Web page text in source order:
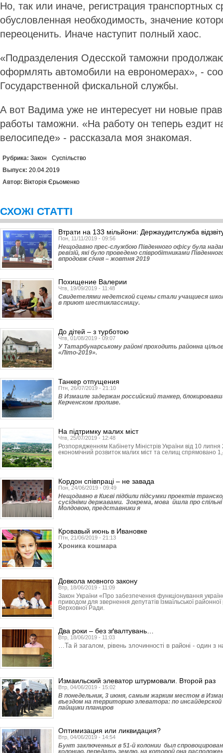
Но, так или иначе, регистрация транспортных
обусловленная необходимость, значение
переоценить. Иначе наступит полный хаос.
«Подразделения Одесской таможни
оформлять автомобили на еврономерах», -
Государственной фискальной службы.
А вот Вадима уже не интересует ни новые
работы таможни. «На работу он теперь ездит
велосипеде» - рассказала моя знакомая.
Рубрика: Закон
Суспільство
Выпуск: 20.04.2019
Автор: Вікторія Єрьоменко
СХОЖІ СТАТТІ
Втрати на 133 мільйони: Держаудитслужба
Пон, 11/11/2019 - 09:56
Нещодавно прес-службою Півден­ного офісу була
ревізій, які було проведено співробітниками
впродовж січня – жовтня 2019
Похищение Валерии
Чтв, 19/09/2019 - 11:48
Свидетелями недетской сцены стали учащиеся
в приют шестиклассницу.
До дітей – з турботою
Чтв, 01/08/2019 - 09:07
У Татарбунарському районі проходить районна
«Літо-2019».
Танкер отпущения
Птн, 26/07/2019 - 21:10
В Измаиле задержан российский танкер,
Керченском проливе.
На підтримку малих міст
Чтв, 25/07/2019 - 12:48
Розпорядженням Кабінету Міністрів України від 10
економічний розвиток малих міст та селищ спрямовано
Кордон співпраці – не завада
Пон, 24/06/2019 - 09:49
Нещодавно в Києві підбили підсумки проектів
сусідніми державами. Зокрема, мова йшла про
Молдовою, представники я
Кровавый июнь в Ивановке
Птн, 21/06/2019 - 21:13
Хроника кошмара
Довкола мовного закону
Втр, 18/06/2019 - 11:09
Закон України «Про забезпечення функціонування
приводом для звернення депутатів Ізмаїльської
Верховної Ради.
Два роки – без зґвалтувань…
Втр, 18/06/2019 - 11:03
…Та й загалом, рівень злочинності в районі - один з
Измаильский элеватор штурмовали. Второй раз
Втр, 04/06/2019 - 15:02
В понедельник, 3 июня, самым жарким местом в
въездом на территорию элеватора: по
пайщики планиров
Оптимизация или ликвидация?
Втр, 04/06/2019 - 14:54
Бунт заключенных в 51-й колонии был
колонию, передать землю, на которой она